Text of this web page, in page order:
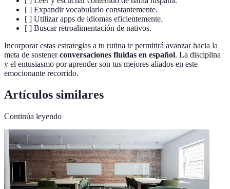
[ ] Expandir vocabulario constantemente.
[ ] Utilizar apps de idiomas eficientemente.
[ ] Buscar retroalimentación de nativos.
Incorporar estas estrategias a tu rutina te permitirá avanzar hacia la
meta de sostenerconversaciones fluidas en español. La disciplina
y el entusiasmo por aprender son tus mejores aliados en este
emocionante recorrido.
Artículos similares
Continúa leyendo